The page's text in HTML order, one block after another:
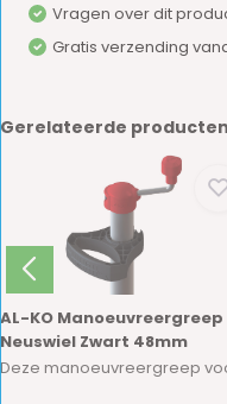
Vragen over dit
Gratis verzending
Gerelateerde producten
AL-KO Manoeuvreergreep
Neuswiel Zwart 48mm